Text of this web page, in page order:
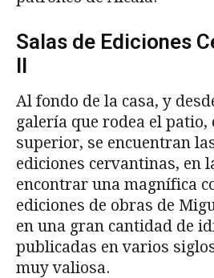
Salas de Ediciones
II
Al fondo de la casa, y
galería que rodea el patio,
superior, se encuentran
ediciones cervantinas, en
encontrar una magnífica
ediciones de obras de
en una gran cantidad de
publicadas en varios
muy valiosa.